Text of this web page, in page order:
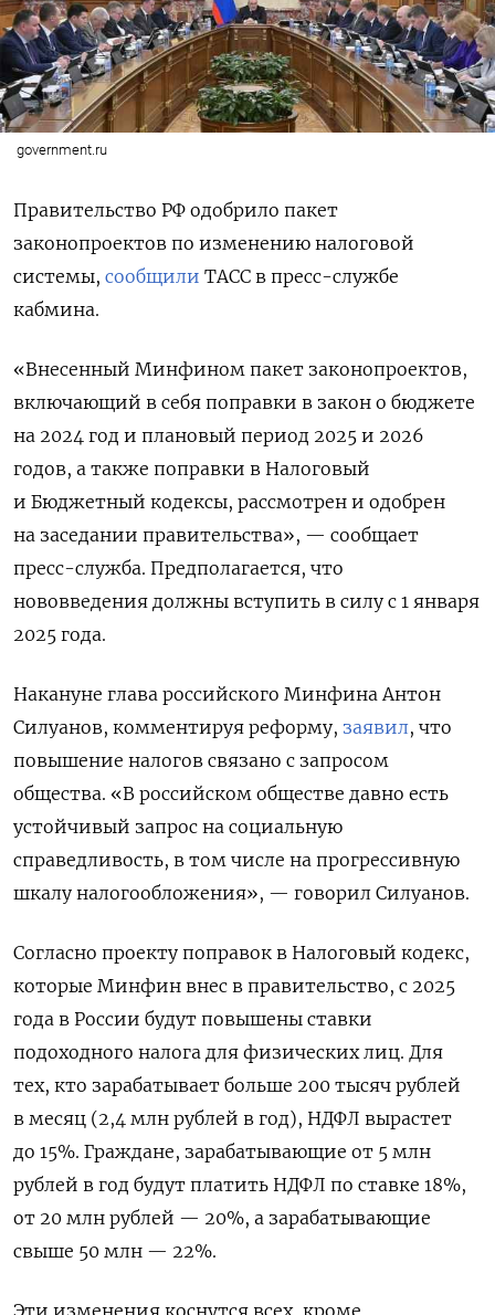
government.ru
Правительство РФ одобрило пакет
законопроектов по изменению налоговой
системы, сообщили ТАСС в пресс-службе
кабмина.
«Внесенный Минфином пакет законопроектов,
включающий в себя поправки в закон о бюджете
на 2024 год и плановый период 2025 и 2026
годов, а также поправки в Налоговый
и Бюджетный кодексы, рассмотрен и одобрен
на заседании правительства», — сообщает
пресс-служба. Предполагается, что
нововведения должны вступить в силу с 1 января
2025 года.
Накануне глава российского Минфина Антон
Силуанов, комментируя реформу, заявил, что
повышение налогов связано с запросом
общества. «В российском обществе давно есть
устойчивый запрос на социальную
справедливость, в том числе на прогрессивную
шкалу налогообложения», — говорил Силуанов.
Согласно проекту поправок в Налоговый кодекс,
которые Минфин внес в правительство, с 2025
года в России будут повышены ставки
подоходного налога для физических лиц. Для
тех, кто зарабатывает больше 200 тысяч рублей
в месяц (2,4 млн рублей в год), НДФЛ вырастет
до 15%. Граждане, зарабатывающие от 5 млн
рублей в год будут платить НДФЛ по ставке 18%,
от 20 млн рублей — 20%, а зарабатывающие
свыше 50 млн — 22%.